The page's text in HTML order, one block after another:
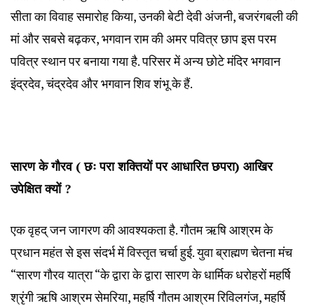
सीता का विवाह समारोह किया, उनकी बेटी देवी अंजनी, बजरंगबली की
मां और सबसे बढ़कर, भगवान राम की अमर पवित्र छाप इस परम
पवित्र स्थान पर बनाया गया है. परिसर में अन्य छोटे मंदिर भगवान
इंद्रदेव, चंद्रदेव और भगवान शिव शंभू के हैं.
सारण के गौरव ( छः परा शक्तियों पर आधारित छपरा) आखिर
उपेक्षित क्यों ?
एक वृहद् जन जागरण की आवश्यकता है. गौतम ऋषि आश्रम के
प्रधान महंत से इस संदर्भ में विस्तृत चर्चा हुई. युवा ब्राह्मण चेतना मंच
“सारण गौरव यात्रा “के द्वारा के द्वारा सारण के धार्मिक धरोहरों महर्षि
श्रृंगी ऋषि आश्रम सेमरिया, महर्षि गौतम आश्रम रिविलगंज, महर्षि